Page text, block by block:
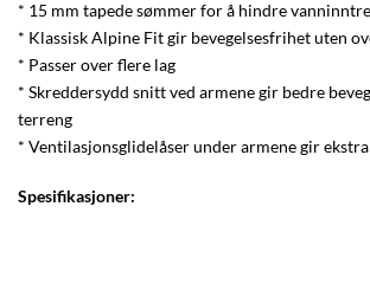
* 15 mm tapede sømmer for å hindre
* Klassisk Alpine Fit gir bevegelsesfrihet uten
* Passer over flere lag
* Skreddersydd snitt ved armene gir bedre
terreng
* Ventilasjonsglidelåser under armene gir
Spesifikasjoner: